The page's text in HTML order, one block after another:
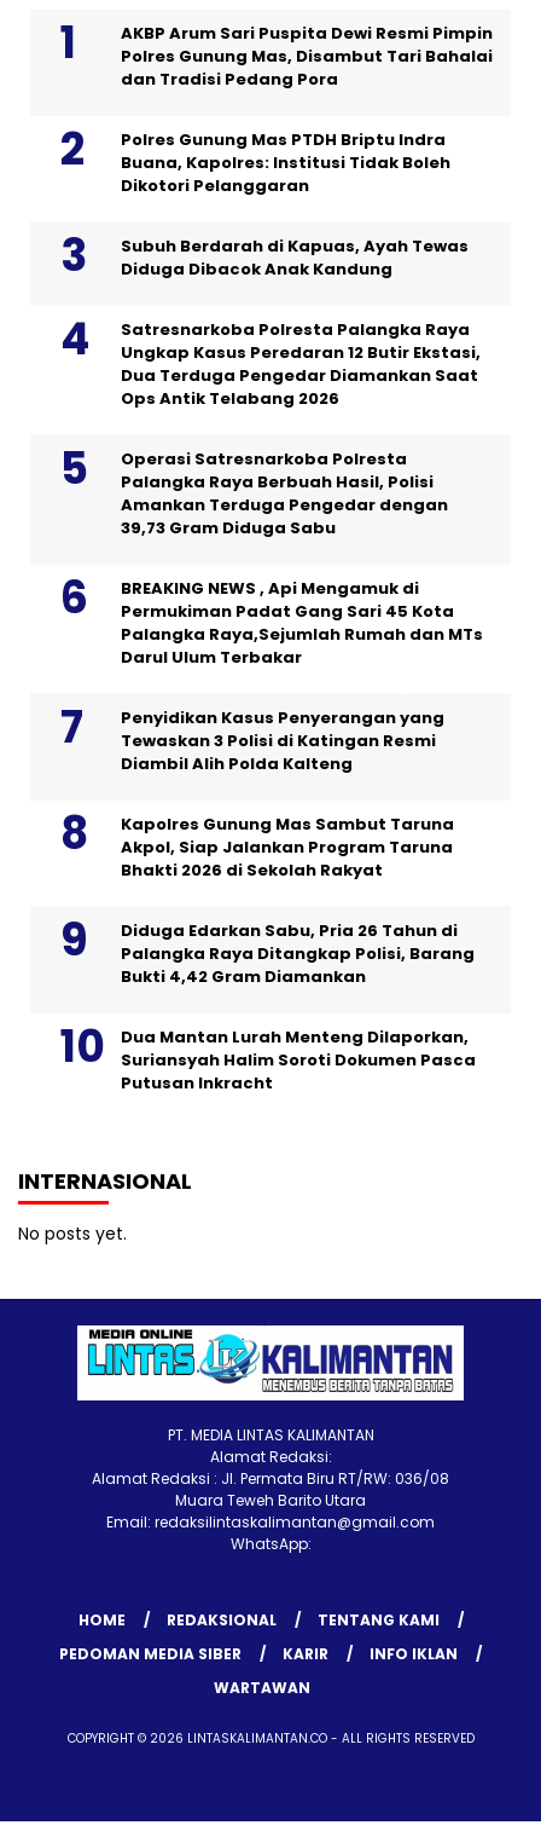
AKBP Arum Sari Puspita Dewi Resmi Pimpin
Polres Gunung Mas, Disambut Tari Bahalai
dan Tradisi Pedang Pora
Polres Gunung Mas PTDH Briptu Indra
Buana, Kapolres: Institusi Tidak Boleh
Dikotori Pelanggaran
Subuh Berdarah di Kapuas, Ayah Tewas
Diduga Dibacok Anak Kandung
Satresnarkoba Polresta Palangka Raya
Ungkap Kasus Peredaran 12 Butir Ekstasi,
Dua Terduga Pengedar Diamankan Saat
Ops Antik Telabang 2026
Operasi Satresnarkoba Polresta
Palangka Raya Berbuah Hasil, Polisi
Amankan Terduga Pengedar dengan
39,73 Gram Diduga Sabu
BREAKING NEWS , Api Mengamuk di
Permukiman Padat Gang Sari 45 Kota
Palangka Raya,Sejumlah Rumah dan MTs
Darul Ulum Terbakar
Penyidikan Kasus Penyerangan yang
Tewaskan 3 Polisi di Katingan Resmi
Diambil Alih Polda Kalteng
Kapolres Gunung Mas Sambut Taruna
Akpol, Siap Jalankan Program Taruna
Bhakti 2026 di Sekolah Rakyat
Diduga Edarkan Sabu, Pria 26 Tahun di
Palangka Raya Ditangkap Polisi, Barang
Bukti 4,42 Gram Diamankan
Dua Mantan Lurah Menteng Dilaporkan,
Suriansyah Halim Soroti Dokumen Pasca
Putusan Inkracht
INTERNASIONAL
No posts yet.
PT. MEDIA LINTAS KALIMANTAN
Alamat Redaksi:
Alamat Redaksi : Jl. Permata Biru RT/RW: 036/08
Muara Teweh Barito Utara
Email: redaksilintaskalimantan@gmail.com
WhatsApp:
HOME REDAKSIONAL
TENTANG KAMI
PEDOMAN MEDIA SIBER
KARIR
INFO IKLAN
WARTAWAN
COPYRIGHT © 2026 LINTASKALIMANTAN.CO - ALL RIGHTS RESERVED